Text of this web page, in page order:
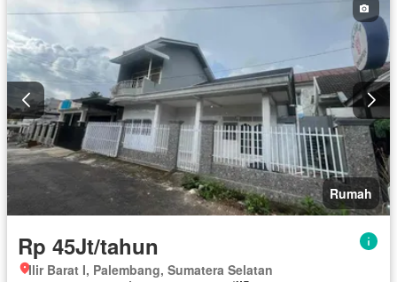
Rumah
Rp 45Jt/tahun
Ilir Barat I, Palembang, Sumatera Selatan